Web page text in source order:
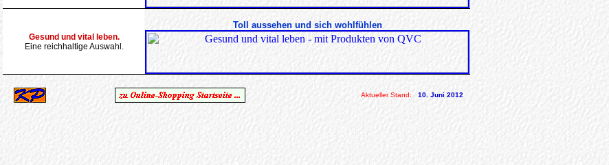
Gesund und vital leben.
Eine reichhaltige Auswahl.
Toll aussehen und sich wohlfühlen
Aktueller Stand: 10. Juni 2012